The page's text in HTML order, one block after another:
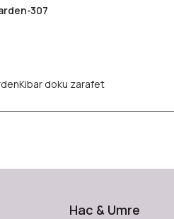
307
doku zarafet
Hac & Umre